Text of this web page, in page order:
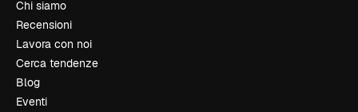
Chi siamo
Recensioni
Lavora con noi
Cerca tendenze
Blog
Eventi